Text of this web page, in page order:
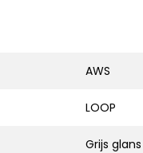
AWS
LOOP
Grijs glans